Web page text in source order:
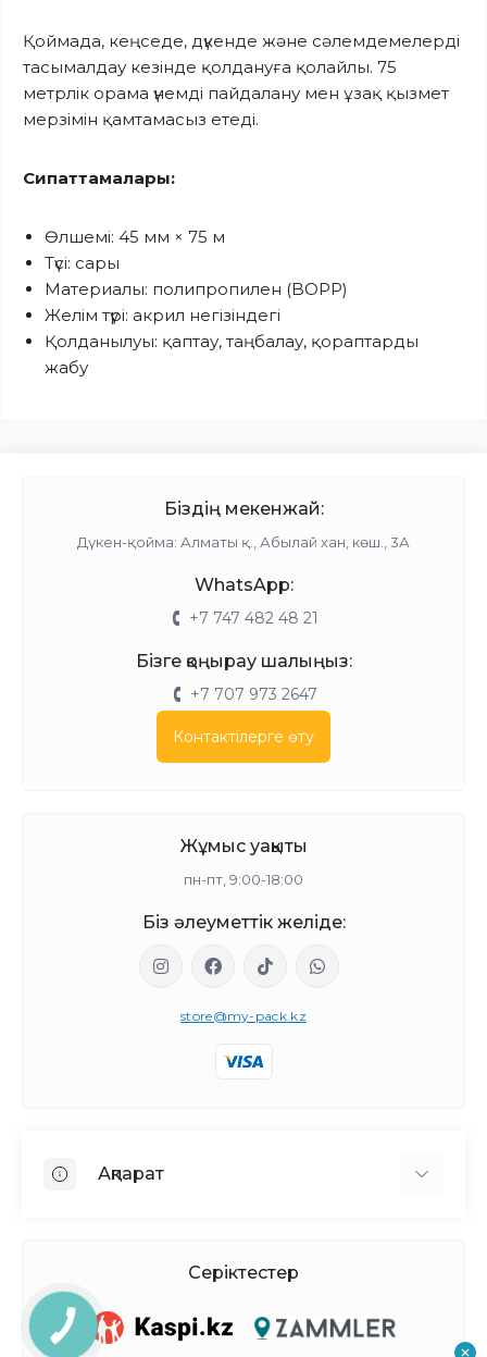
Қоймада, кеңседе, дүкенде және сәлемдемелерді
тасымалдау кезінде қолдануға қолайлы. 75
метрлік орама үнемді пайдалану мен ұзақ қызмет
мерзімін қамтамасыз етеді.
Сипаттамалары:
Өлшемі: 45 мм × 75 м
Түсі: сары
Материалы: полипропилен (BOPP)
Желім түрі: акрил негізіндегі
Қолданылуы: қаптау, таңбалау, қораптарды
жабу
Біздің мекенжай:
Дүкен-қойма: Алматы қ., Абылай хан, көш., 3А
WhatsApp:
+7 747 482 48 21
Бізге қоңырау шалыңыз:
+7 707 973 2647
Контактілерге өту
Жұмыс уақыты
пн-пт, 9:00-18:00
Біз әлеуметтік желіде:
store@my-pack.kz
Ақпарат
Политика Безопасности
Келісімшарттың Шарттары
Серіктестер
КНОПКА
СВЯЗИ